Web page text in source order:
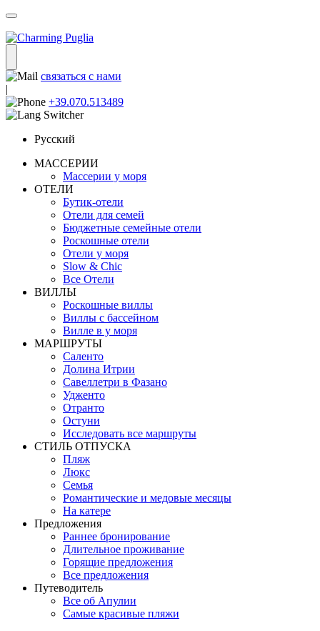
связаться с нами
|
+39.070.513489
Русский
МАССЕРИИ
Массерии у моря
ОТЕЛИ
Бутик-отели
Отели для семей
Бюджетные семейные отели
Роскошные отели
Отели у моря
Slow & Chic
Все Отели
ВИЛЛЫ
Роскошные виллы
Виллы с бассейном
Вилле в у моря
MАРШРУТЫ
Саленто
Долина Итрии
Савеллетри в Фазано
Удженто
Отранто
Остуни
Исследовать все маршруты
СТИЛЬ OТПУСКА
Пляж
Люкс
Семья
Романтические и медовые месяцы
На катере
Предложения
Раннее бронирование
Длительное проживание
Горящие предложения
Все предложения
Путеводитель
Все об Апулии
Самые красивые пляжи